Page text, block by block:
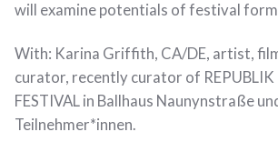
will examine potentials of festival
With: Karina Griffith, CA/DE, artist,
curator, recently curator of REPUBLIK
FESTIVAL in Ballhaus Naunynstraße
Teilnehmer*innen.